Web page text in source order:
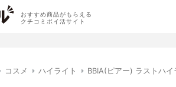
おすすめ商品がもらえる
クチコミポイ活サイト
コスメ ハイライト BBIA(ピアー) ラストハイ